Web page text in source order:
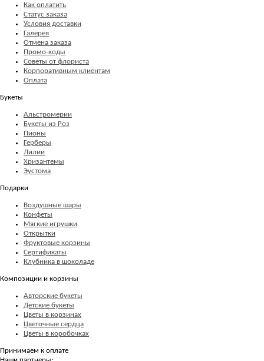
Как оплатить
Статус заказа
Условия доставки
Галерея
Отмена заказа
Промо-коды
Советы от флориста
Корпоративным клиентам
Оплата
Букеты
Альстромерии
Букеты из Роз
Пионы
Герберы
Лилии
Хризантемы
Эустома
Подарки
Воздушные шары
Конфеты
Мягкие игрушки
Открытки
Фруктовые корзины
Сертификаты
Клубника в шоколаде
Композиции и корзины
Авторские букеты
Детские букеты
Цветы в корзинах
Цветочные сердца
Цветы в коробочках
Принимаем к оплате